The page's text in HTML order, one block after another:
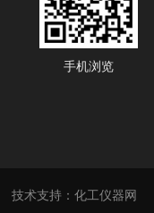
手机浏览
技术支持： 化工仪器网